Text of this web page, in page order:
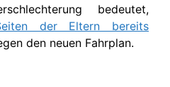
bedeutet,
der Eltern bereits
den neuen Fahrplan.